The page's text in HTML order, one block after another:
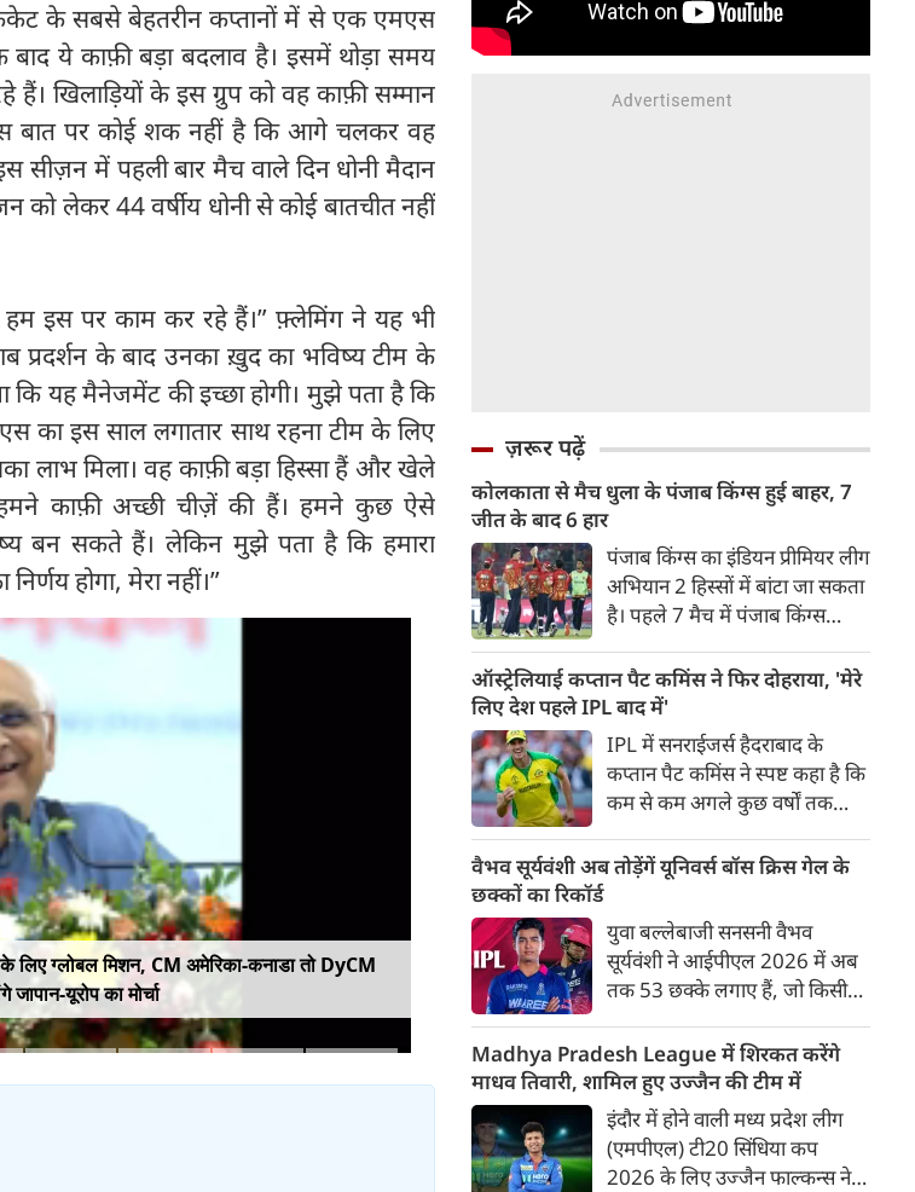
के सबसे बेहतरीन कप्तानों में से एक एमएस
ये काफ़ी बड़ा बदलाव है। इसमें थोड़ा समय
खिलाड़ियों के इस ग्रुप को वह काफ़ी सम्मान
बात पर कोई शक नहीं है कि आगे चलकर वह
सीज़न में पहली बार मैच वाले दिन धोनी मैदान
लेकर 44 वर्षीय धोनी से कोई बातचीत नहीं
इस पर काम कर रहे हैं।” फ़्लेमिंग ने यह भी
प्रदर्शन के बाद उनका ख़ुद का भविष्य टीम के
कि यह मैनेजमेंट की इच्छा होगी। मुझे पता है कि
का इस साल लगातार साथ रहना टीम के लिए
लाभ मिला। वह काफ़ी बड़ा हिस्सा हैं और खेले
हमने काफ़ी अच्छी चीज़ें की हैं। हमने कुछ ऐसे
बन सकते हैं। लेकिन मुझे पता है कि हमारा
होगा, मेरा नहीं।”
लिए ग्लोबल मिशन, CM अमेरिका-कनाडा तो DyCM
जापान-यूरोप का मोर्चा
ज़रूर पढ़ें
कोलकाता से मैच धुला के पंजाब किंग्स हुई बाहर, 7
जीत के बाद 6 हार
पंजाब किंग्स का इंडियन प्रीमियर लीग
अभियान 2 हिस्सों में बांटा जा सकता
है। पहले 7 मैच में पंजाब किंग्स
उसे हार का सामना करना पड़ा इसके
बाद अंतिम मैच वह जरूर जीती
लेकिन तब तक उसकी किस्मत
लखनऊ के हाथ लिखी गई थी।
ऑस्ट्रेलियाई कप्तान पैट कमिंस ने फिर दोहराया, 'मेरे
लिए देश पहले IPL बाद में'
IPL में सनराईजर्स हैदराबाद के
कप्तान पैट कमिंस ने स्पष्ट कहा है कि
कम से कम अगले कुछ वर्षों तक
प्राथमिकता होगी। यह बयान उस चर्चा
के बीच आया है, जिसमें कहा जा रहा
है कि ऑस्ट्रेलिया के कुछ बड़े खिलाड़ी
IPL से आगे बढ़कर अन्य फ्रेंचाइजी
क्रिकेट खेलने के लिए राष्ट्रीय टीम से
दूरी बना सकते हैं।
वैभव सूर्यवंशी अब तोड़ेंगें यूनिवर्स बॉस क्रिस गेल के
छक्कों का रिकॉर्ड
युवा बल्लेबाजी सनसनी वैभव
सूर्यवंशी ने आईपीएल 2026 में अब
तक 53 छक्के लगाए हैं, जो किसी
टूर्नामेंट में दूसरे सबसे ज़्यादा हैं। सबसे
ज़्यादा 59 छक्के क्रिस गेल ने
आईपीएल 2012 में लगाए थे।
सूर्यवंशी की नज़रें अब गेल के रिकॉर्ड
पर होंगी।
Madhya Pradesh League में शिरकत करेंगे
माधव तिवारी, शामिल हुए उज्जैन की टीम में
इंदौर में होने वाली मध्य प्रदेश लीग
(एमपीएल) टी20 सिंधिया कप
2026 के लिए उज्जैन फाल्कन्स ने